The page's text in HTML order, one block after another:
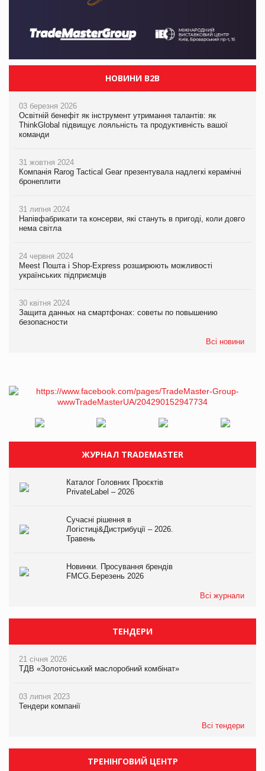
НОВИНИ B2B
03 березня 2026
Освітній бенефіт як інструмент утримання талантів: як
ThinkGlobal підвищує лояльність та продуктивність вашої
команди
31 жовтня 2024
Компанія Rarog Tactical Gear презентувала надлегкі керамічні
бронеплити
31 липня 2024
Напівфабрикати та консерви, які стануть в пригоді, коли довго
нема світла
24 червня 2024
Meest Пошта і Shop-Express розширюють можливості
українських підприємців
30 квітня 2024
Защита данных на смартфонах: советы по повышению
безопасности
Всі новини
ЖУРНАЛ TRADEMASTER
Каталог Головних Проєктів
PrivateLabel – 2026
Сучасні рішення в
Логістиці&Дистрибуції – 2026.
Травень
Новинки. Просування брендів
FMCG.Березень 2026
Всі журнали
ТЕНДЕРИ
21 січня 2026
ТДВ «Золотоніський маслоробний комбінат»
03 липня 2023
Тендери компанії
Всі тендери
ТРЕНІНГОВИЙ ЦЕНТР